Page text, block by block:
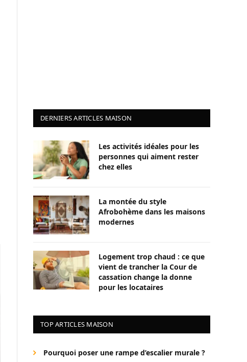
DERNIERS ARTICLES MAISON
Les activités idéales pour les
personnes qui aiment rester
chez elles
La montée du style
Afrobohème dans les maisons
modernes
Logement trop chaud : ce que
vient de trancher la Cour de
cassation change la donne
pour les locataires
TOP ARTICLES MAISON
Pourquoi poser une rampe d’escalier murale ?